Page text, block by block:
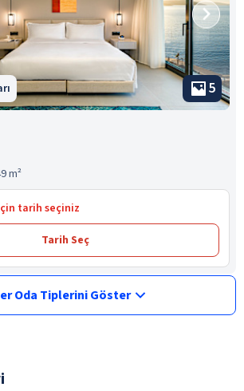
5
m²
tarih seçiniz
Tarih Seç
Oda Tiplerini Göster